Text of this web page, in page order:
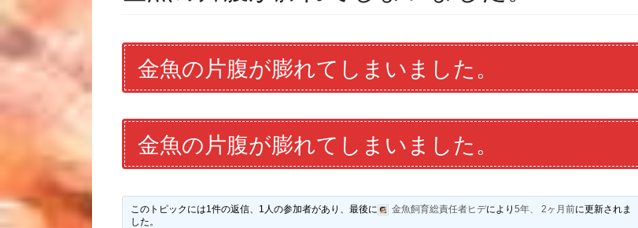
金魚の片腹が膨れてしまいました。
金魚の片腹が膨れてしまいました。
このトピックには1件の返信、1人の参加者があり、最後に 金魚飼育総責任者ヒデにより 5年、 2ヶ月前に更新されま
した。